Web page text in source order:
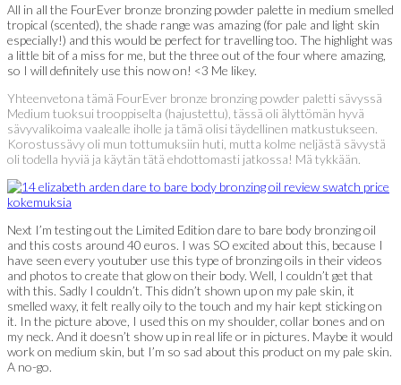
All in all the FourEver bronze bronzing powder palette in medium smelled
tropical (scented), the shade range was amazing (for pale and light skin
especially!) and this would be perfect for travelling too. The highlight was
a little bit of a miss for me, but the three out of the four where amazing,
so I will definitely use this now on! <3 Me likey.
Yhteenvetona tämä FourEver bronze bronzing powder paletti sävyssä
Medium tuoksui trooppiselta (hajustettu), tässä oli älyttömän hyvä
sävyvalikoima vaalealle iholle ja tämä olisi täydellinen matkustukseen.
Korostussävy oli mun tottumuksiin huti, mutta kolme neljästä sävystä
oli todella hyviä ja käytän tätä ehdottomasti jatkossa! Mä tykkään.
Next I’m testing out the Limited Edition dare to bare body bronzing oil
and this costs around 40 euros. I was SO excited about this, because I
have seen every youtuber use this type of bronzing oils in their videos
and photos to create that glow on their body. Well, I couldn’t get that
with this. Sadly I couldn’t. This didn’t shown up on my pale skin, it
smelled waxy, it felt really oily to the touch and my hair kept sticking on
it. In the picture above, I used this on my shoulder, collar bones and on
my neck. And it doesn’t show up in real life or in pictures. Maybe it would
work on medium skin, but I’m so sad about this product on my pale skin.
A no-go.